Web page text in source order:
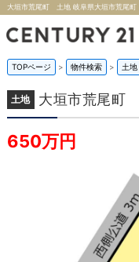
大垣市荒尾町 土地 岐阜県大垣市荒尾町
TOPページ > 物件検索 > 土地
土地 大垣市荒尾町
650万円